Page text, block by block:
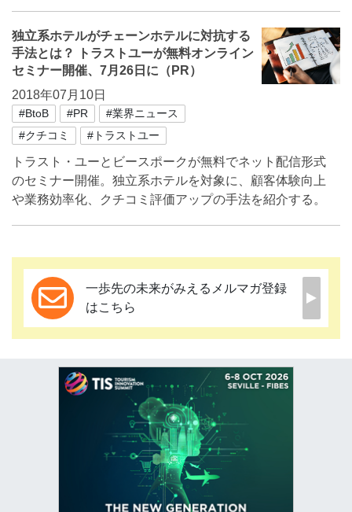
独立系ホテルがチェーンホテルに対抗する
手法とは？ トラストユーが無料オンライン
セミナー開催、7月26日に（PR）
2018年07月10日
#BtoB #PR
#業界ニュース
#クチコミ
#トラストユー
トラスト・ユーとビースポークが無料でネット配信形式
のセミナー開催。独立系ホテルを対象に、顧客体験向上
や業務効率化、クチコミ評価アップの手法を紹介する。
一歩先の未来がみえるメルマガ登録
はこちら